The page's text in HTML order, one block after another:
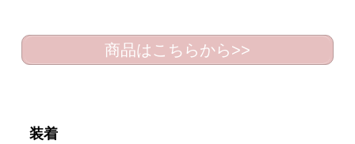
商品はこちらから>>
装着